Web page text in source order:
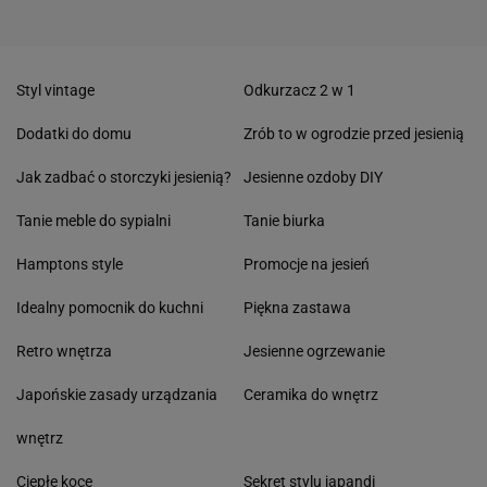
Styl vintage
Dodatki do domu
Jak zadbać o storczyki jesienią?
Tanie meble do sypialni
Hamptons style
Idealny pomocnik do kuchni
Retro wnętrza
Japońskie zasady urządzania
wnętrz
Odkurzacz 2 w 1
Zrób to w ogrodzie przed jesienią
Jesienne ozdoby DIY
Tanie biurka
Promocje na jesień
Piękna zastawa
Jesienne ogrzewanie
Ceramika do wnętrz
Ciepłe koce Sekret stylu japandi